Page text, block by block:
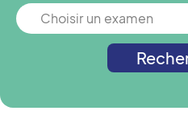
Choisir un examen